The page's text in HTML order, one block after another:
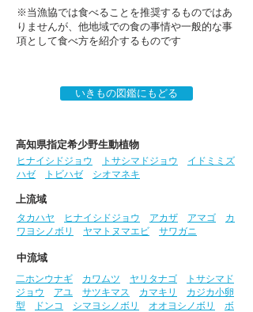
※当漁協では食べることを推奨するものではあ
りませんが、他地域での食の事情や一般的な事
項として食べ方を紹介するものです
いきもの図鑑にもどる
高知県指定希少野生動植物
ヒナイシドジョウ
トサシマドジョウ
イドミミズ
ハゼ
トビハゼ シオマネキ
上流域
タカハヤ
ヒナイシドジョウ アカザ アマゴ
カ
ワヨシノボリ
ヤマトヌマエビ サワガニ
中流域
二ホンウナギ
カワムツ ヤリタナゴ
トサシマド
ジョウ
アユ サツキマス カマキリ
カジカ小卵
型
ドンコ シマヨシノボリ オオヨシノボリ
ボ